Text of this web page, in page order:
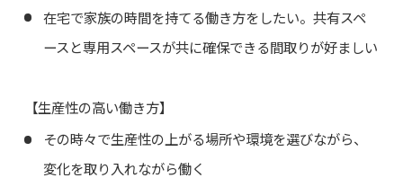
在宅で家族の時間を持てる働き方をしたい。共有スペ
ースと専用スペースが共に確保できる間取りが好ましい
【生産性の高い働き方】
その時々で生産性の上がる場所や環境を選びながら、
変化を取り入れながら働く